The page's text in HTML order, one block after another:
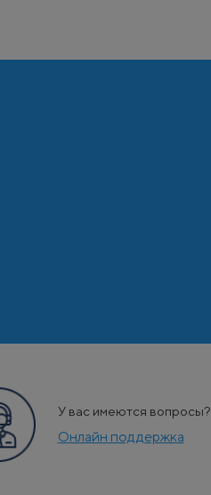
У вас имеются вопросы?
Онлайн поддержка